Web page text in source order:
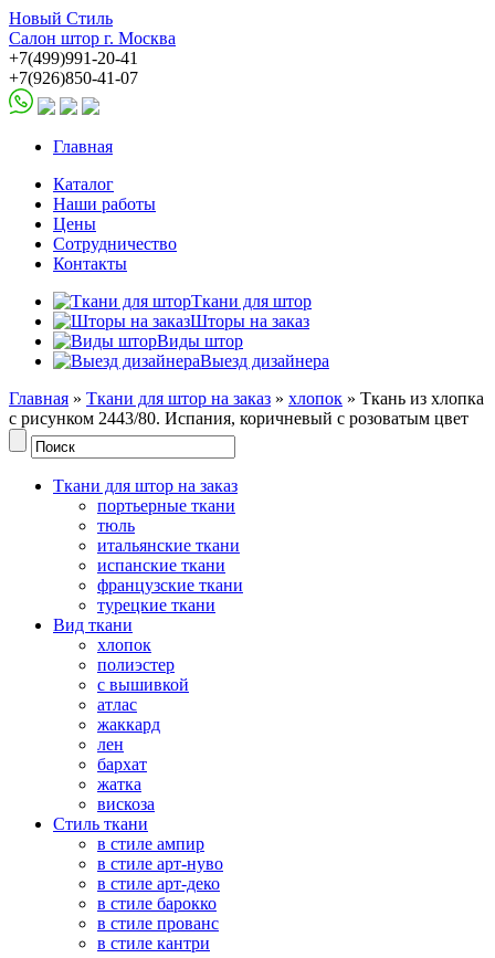
Новый Стиль
Салон штор г. Москва
+7(499)991-20-41
+7(926)850-41-07
Главная
Каталог
Наши работы
Цены
Сотрудничество
Контакты
Ткани для штор
Шторы на заказ
Виды штор
Выезд дизайнера
Главная » Ткани для штор на заказ » хлопок » Ткань из хлопка
с рисунком 2443/80. Испания, коричневый с розоватым цвет
Ткани для штор на заказ
портьерные ткани
тюль
итальянские ткани
испанские ткани
французские ткани
турецкие ткани
Вид ткани
хлопок
полиэстер
с вышивкой
атлас
жаккард
лен
бархат
жатка
вискоза
Стиль ткани
в стиле ампир
в стиле арт-нуво
в стиле арт-деко
в стиле барокко
в стиле прованс
в стиле кантри